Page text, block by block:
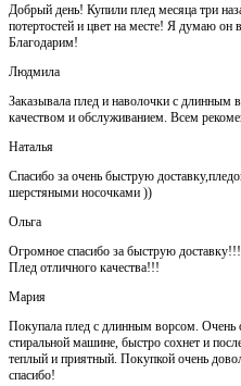
Добрый день! Купили плед месяца три
потертостей и цвет на месте! Я думаю
Благодарим!
Людмила
Заказывала плед и наволочки с длинным
качеством и обслуживанием. Всем
Наталья
Спасибо за очень быструю
шерстяными носочками ))
Ольга
Огромное спасибо за быструю доставку!!!
Плед отличного качества!!!
Мария
Покупала плед с длинным ворсом. Очень
стиральной машине, быстро сохнет и
теплый и приятный. Покупкой очень
спасибо!